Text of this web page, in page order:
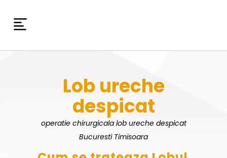
Lob ureche
despicat
operatie chirurgicala lob ureche despicat
Bucuresti Timisoara